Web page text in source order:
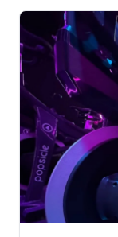
對、法國網球
力的網球愛好